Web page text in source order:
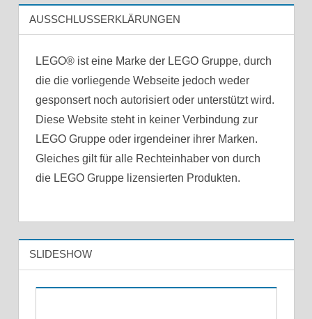
AUSSCHLUSSERKLÄRUNGEN
LEGO® ist eine Marke der LEGO Gruppe, durch
die die vorliegende Webseite jedoch weder
gesponsert noch autorisiert oder unterstützt wird.
Diese Website steht in keiner Verbindung zur
LEGO Gruppe oder irgendeiner ihrer Marken.
Gleiches gilt für alle Rechteinhaber von durch
die LEGO Gruppe lizensierten Produkten.
SLIDESHOW